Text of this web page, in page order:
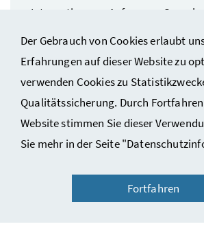
Der Gebrauch von Cookies erlaubt
Erfahrungen auf dieser Website zu
verwenden Cookies zu
Qualitätssicherung. Durch
Website stimmen Sie dieser
Sie mehr in der Seite
Fortfahren
Integration von Anfang an, Sprache
Links: Familientreffen (Rotes